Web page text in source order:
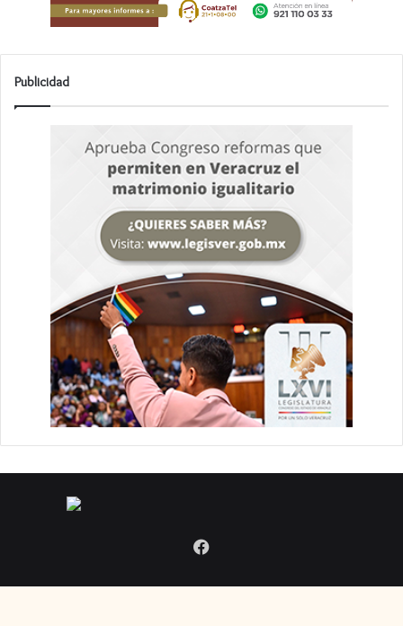
Publicidad
Facebook